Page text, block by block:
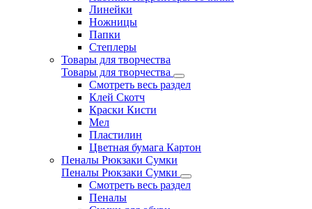
Линейки
Ножницы
Папки
Степлеры
Товары для творчества
Товары для творчества
Смотреть весь раздел
Клей Скотч
Краски Кисти
Мел
Пластилин
Цветная бумага Картон
Пеналы Рюкзаки Сумки
Пеналы Рюкзаки Сумки
Смотреть весь раздел
Пеналы